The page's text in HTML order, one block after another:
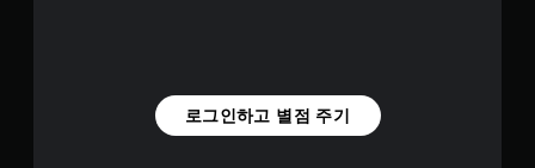
로그인하고 별점 주기